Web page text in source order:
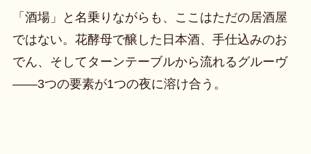
「酒場」と名乗りながらも、ここはただの居酒屋
ではない。花酵母で醸した日本酒、手仕込みのお
でん、そしてターンテーブルから流れるグルーヴ
——3つの要素が1つの夜に溶け合う。